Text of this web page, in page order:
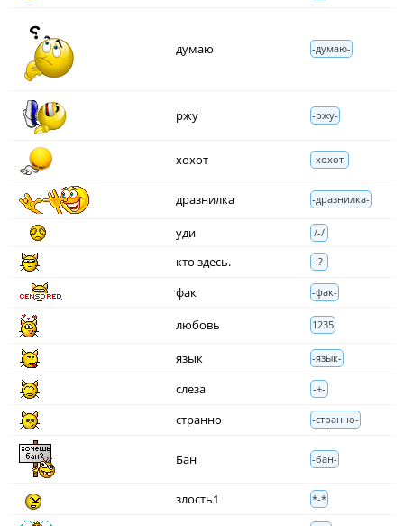
думаю -думаю-
ржу -ржу-
хохот -хохот-
дразнилка -дразнилка-
уди /-/
кто здесь. :?
фак -фак-
любовь 1235
язык -язык-
слеза -+-
странно -странно-
Бан -бан-
злость1 *-*